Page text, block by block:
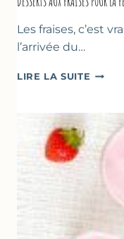
Les fraises, c’est
l’arrivée du…
LIRE LA SUITE
POUR
FÊTE
DES